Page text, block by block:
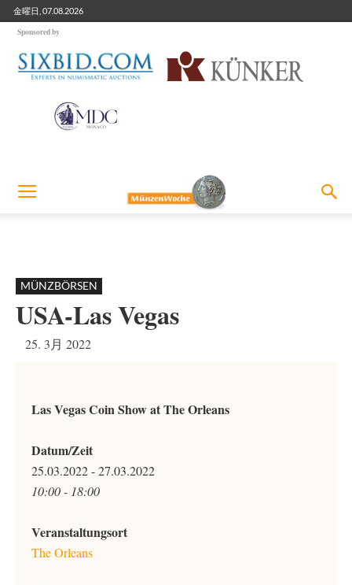
金曜日, 07.08.2026
Sponsored by
MÜNZBÖRSEN
USA-Las Vegas
25. 3月 2022
Las Vegas Coin Show at The Orleans
Datum/Zeit
25.03.2022 - 27.03.2022
10:00 - 18:00
Veranstaltungsort
The Orleans